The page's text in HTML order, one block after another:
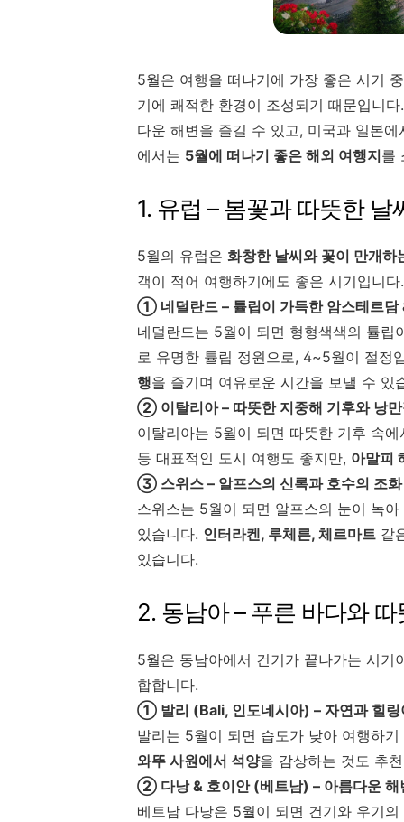
5월은 여행을 떠나기에 가장 좋은 시기
기에 쾌적한 환경이 조성되기 때문입니
다운 해변을 즐길 수 있고, 미국과 일본
에서는 5월에 떠나기 좋은 해외 여행지를
1. 유럽 – 봄꽃과 따뜻한
5월의 유럽은 화창한 날씨와 꽃이 만개하
객이 적어 여행하기에도 좋은 시기입니다.
① 네덜란드 – 튤립이 가득한 암스테르담
네덜란드는 5월이 되면 형형색색의 튤
로 유명한 튤립 정원으로, 4~5월이 절정
행을 즐기며 여유로운 시간을 보낼 수 있
② 이탈리아 – 따뜻한 지중해 기후와 낭
이탈리아는 5월이 되면 따뜻한 기후 속
등 대표적인 도시 여행도 좋지만, 아말피
③ 스위스 – 알프스의 신록과 호수의 조화
스위스는 5월이 되면 알프스의 눈이 녹아
있습니다. 인터라켄, 루체른, 체르마트 같
있습니다.
2. 동남아 – 푸른 바다와
5월은 동남아에서 건기가 끝나가는 시기
합합니다.
① 발리 (Bali, 인도네시아) – 자연과 힐링
발리는 5월이 되면 습도가 낮아 여행하
와뚜 사원에서 석양을 감상하는 것도 추
② 다낭 & 호이안 (베트남) – 아름다운 해
베트남 다낭은 5월이 되면 건기와 우기